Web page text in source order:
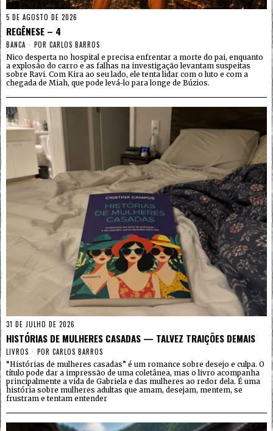
5 DE AGOSTO DE 2026
REGÊNESE – 4
BANCA POR CARLOS BARROS
Nico desperta no hospital e precisa enfrentar a morte do pai, enquanto
a explosão do carro e as falhas na investigação levantam suspeitas
sobre Ravi. Com Kira ao seu lado, ele tenta lidar com o luto e com a
chegada de Miah, que pode levá-lo para longe de Búzios.
31 DE JULHO DE 2026
HISTÓRIAS DE MULHERES CASADAS — TALVEZ TRAIÇÕES DEMAIS
LIVROS POR CARLOS BARROS
“Histórias de mulheres casadas” é um romance sobre desejo e culpa. O
título pode dar a impressão de uma coletânea, mas o livro acompanha
principalmente a vida de Gabriela e das mulheres ao redor dela. É uma
história sobre mulheres adultas que amam, desejam, mentem, se
frustram e tentam entender